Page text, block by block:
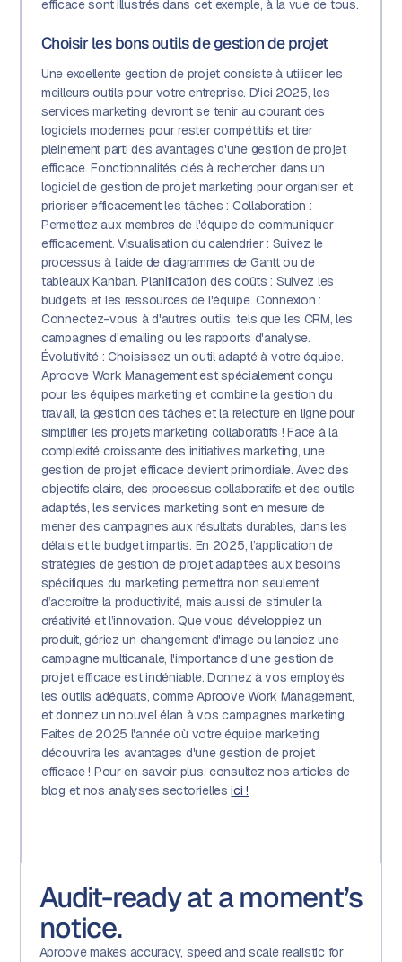
efficace sont illustrés dans cet exemple, à la vue de tous.
Choisir les bons outils de gestion de projet
Une excellente gestion de projet consiste à utiliser les
meilleurs outils pour votre entreprise. D'ici 2025, les
services marketing devront se tenir au courant des
logiciels modernes pour rester compétitifs et tirer
pleinement parti des avantages d'une gestion de projet
efficace. Fonctionnalités clés à rechercher dans un
logiciel de gestion de projet marketing pour organiser et
prioriser efficacement les tâches : Collaboration :
Permettez aux membres de l'équipe de communiquer
efficacement. Visualisation du calendrier : Suivez le
processus à l'aide de diagrammes de Gantt ou de
tableaux Kanban. Planification des coûts : Suivez les
budgets et les ressources de l'équipe. Connexion :
Connectez-vous à d'autres outils, tels que les CRM, les
campagnes d'emailing ou les rapports d'analyse.
Évolutivité : Choisissez un outil adapté à votre équipe.
Aproove Work Management est spécialement conçu
pour les équipes marketing et combine la gestion du
travail, la gestion des tâches et la relecture en ligne pour
simplifier les projets marketing collaboratifs ! Face à la
complexité croissante des initiatives marketing, une
gestion de projet efficace devient primordiale. Avec des
objectifs clairs, des processus collaboratifs et des outils
adaptés, les services marketing sont en mesure de
mener des campagnes aux résultats durables, dans les
délais et le budget impartis. En 2025, l’application de
stratégies de gestion de projet adaptées aux besoins
spécifiques du marketing permettra non seulement
d’accroître la productivité, mais aussi de stimuler la
créativité et l’innovation. Que vous développiez un
produit, gériez un changement d'image ou lanciez une
campagne multicanale, l'importance d'une gestion de
projet efficace est indéniable. Donnez à vos employés
les outils adéquats, comme Aproove Work Management,
et donnez un nouvel élan à vos campagnes marketing.
Faites de 2025 l'année où votre équipe marketing
découvrira les avantages d'une gestion de projet
efficace ! Pour en savoir plus, consultez nos articles de
blog et nos analyses sectoriellesici !
Audit-ready at a moment’s
notice.
Aproove makes accuracy, speed and scale realistic for